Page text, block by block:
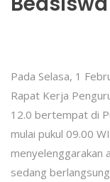
Pada Selasa, 1
Rapat Kerja
12.0 bertempat di
mulai pukul 09.00
menyelenggarakan
sedang